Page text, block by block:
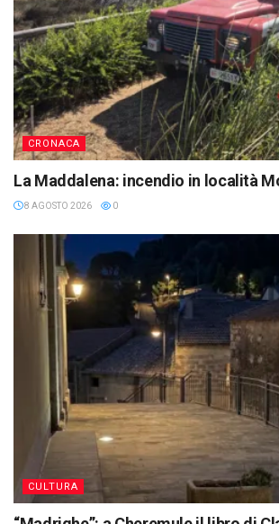
CRONACA
La Maddalena: incendio in località
8 AGOSTO 2026 0
CULTURA